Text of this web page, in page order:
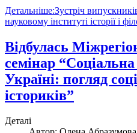
Детальніше:Зустріч
науковому інституті історії і
Відбулась
семінар “Соціальна
Україні: погляд
істориків”
Деталі